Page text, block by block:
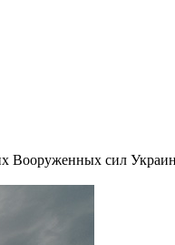
Вооруженных сил